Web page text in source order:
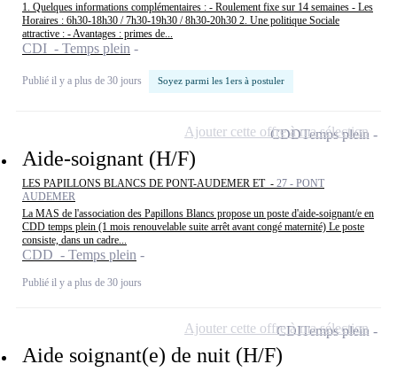
1. Quelques informations complémentaires : - Roulement fixe sur 14 semaines - Les
Horaires : 6h30-18h30 / 7h30-19h30 / 8h30-20h30 2. Une politique Sociale
attractive : - Avantages : primes de...
CDI - Temps plein
Publié il y a plus de 30 jours Soyez parmi les 1ers à postuler
Aide-soignant (H/F)
LES PAPILLONS BLANCS DE PONT-AUDEMER ET - 27 - PONT
AUDEMER
La MAS de l'association des Papillons Blancs propose un poste d'aide-soignant/e en
CDD temps plein (1 mois renouvelable suite arrêt avant congé maternité) Le poste
consiste, dans un cadre...
CDD - Temps plein
Publié il y a plus de 30 jours
CDDTemps plein
Ajouter cette offre à ma sélection
Aide soignant(e) de nuit (H/F)
CDITemps plein
Ajouter cette offre à ma sélection